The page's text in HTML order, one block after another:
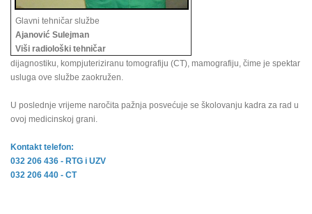
Glavni tehničar službe
Ajanović Sulejman
Viši radiološki tehničar
dijagnostiku, kompjuteriziranu tomografiju (CT), mamografiju, čime je spektar
usluga ove službe zaokružen.
U poslednje vrijeme naročita pažnja posvećuje se školovanju kadra za rad u
ovoj medicinskoj grani.
Kontakt telefon:
032 206 436 - RTG i UZV
032 206 440 - CT